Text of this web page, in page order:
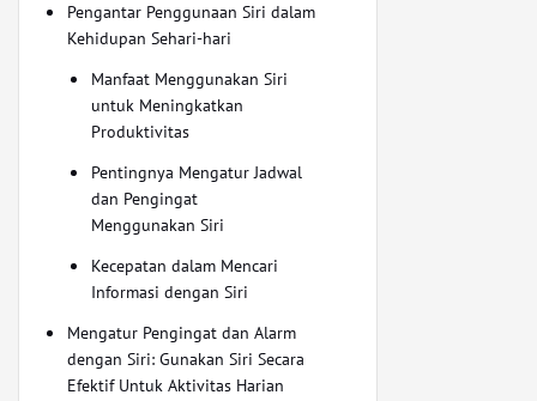
Pengantar Penggunaan Siri dalam
Kehidupan Sehari-hari
Manfaat Menggunakan Siri
untuk Meningkatkan
Produktivitas
Pentingnya Mengatur Jadwal
dan Pengingat
Menggunakan Siri
Kecepatan dalam Mencari
Informasi dengan Siri
Mengatur Pengingat dan Alarm
dengan Siri: Gunakan Siri Secara
Efektif Untuk Aktivitas Harian